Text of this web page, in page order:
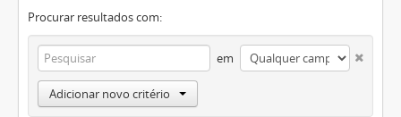
Procurar resultados com:
em
Adicionar novo critério